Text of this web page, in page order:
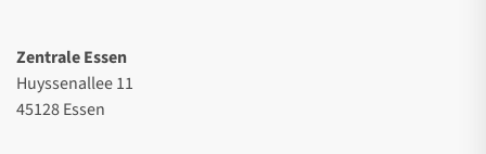
Zentrale Essen
Huyssenallee 11
45128 Essen